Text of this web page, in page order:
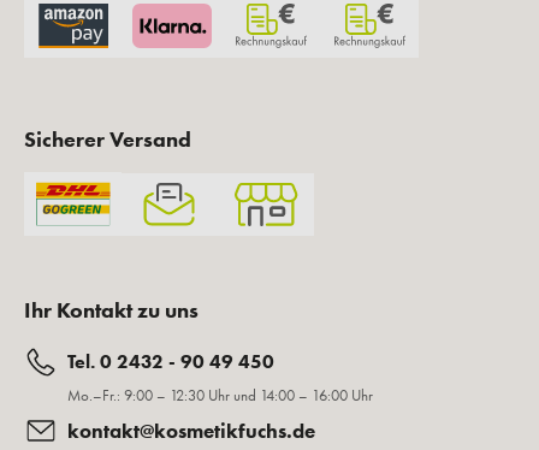
Sicherer Versand
Ihr Kontakt zu uns
Tel. 0 2432 - 90 49 450
Mo.–Fr.: 9:00 – 12:30 Uhr und 14:00 – 16:00 Uhr
kontakt@kosmetikfuchs.de